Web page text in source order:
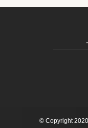
© Copyright